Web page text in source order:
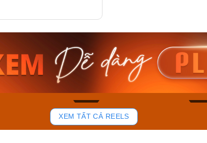
48
Casio Nam MTS-
RS100L-1AVDF
4.276.000₫
3.634.600₫
Casio
230EL-
Mua
XEM TẤT CẢ REELS